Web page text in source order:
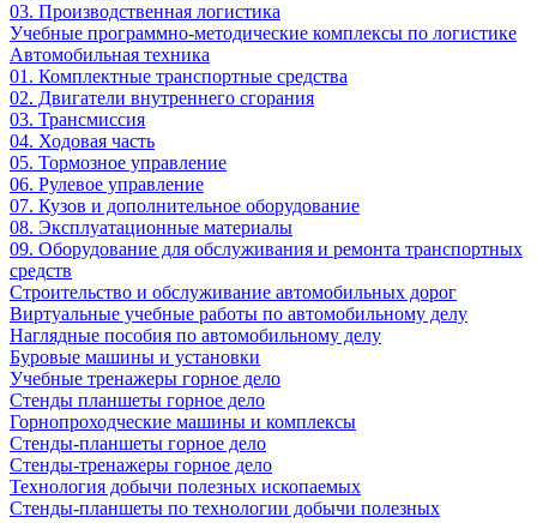
03. Производственная логистика
Учебные программно-методические комплексы по логистике
Автомобильная техника
01. Комплектные транспортные средства
02. Двигатели внутреннего сгорания
03. Трансмиссия
04. Ходовая часть
05. Тормозное управление
06. Рулевое управление
07. Кузов и дополнительное оборудование
08. Эксплуатационные материалы
09. Оборудование для обслуживания и ремонта транспортных
средств
Строительство и обслуживание автомобильных дорог
Виртуальные учебные работы по автомобильному делу
Наглядные пособия по автомобильному делу
Буровые машины и установки
Учебные тренажеры горное дело
Стенды планшеты горное дело
Горнопроходческие машины и комплексы
Стенды-планшеты горное дело
Стенды-тренажеры горное дело
Технология добычи полезных ископаемых
Стенды-планшеты по технологии добычи полезных